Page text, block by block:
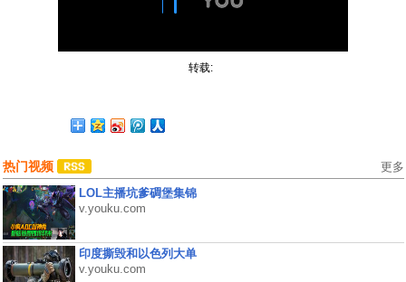
转载:
热门视频 更多
LOL主播坑爹碉堡集锦
v.youku.com
印度撕毁和以色列大单
v.youku.com